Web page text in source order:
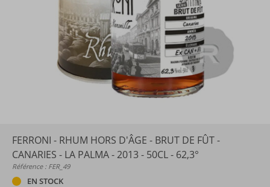
FERRONI - RHUM HORS D'ÂGE - BRUT DE FÛT -
CANARIES - LA PALMA - 2013 - 50CL - 62,3°
Référence : FER_49
EN STOCK